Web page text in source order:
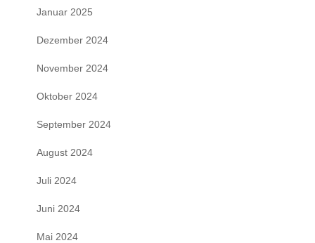
Januar 2025
Dezember 2024
November 2024
Oktober 2024
September 2024
August 2024
Juli 2024
Juni 2024
Mai 2024